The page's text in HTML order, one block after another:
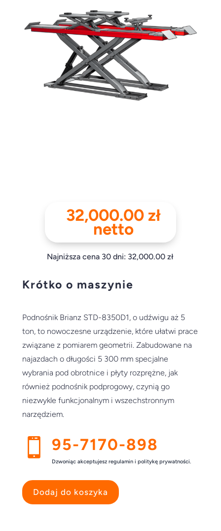
32,000.00 zł
netto
Najniższa cena 30 dni: 32,000.00zł
Krótko o maszynie
Podnośnik Brianz STD-8350D1, o udźwigu aż 5
ton, to nowoczesne urządzenie, które ułatwi prace
związane z pomiarem geometrii. Zabudowane na
najazdach o długości 5 300 mm specjalne
wybrania pod obrotnice i płyty rozprężne, jak
również podnośnik podprogowy, czynią go
niezwykle funkcjonalnym i wszechstronnym
narzędziem.
 95-7170-898
Dzwoniąc akceptujesz regulamin i politykę prywatności.
Dodaj do koszyka